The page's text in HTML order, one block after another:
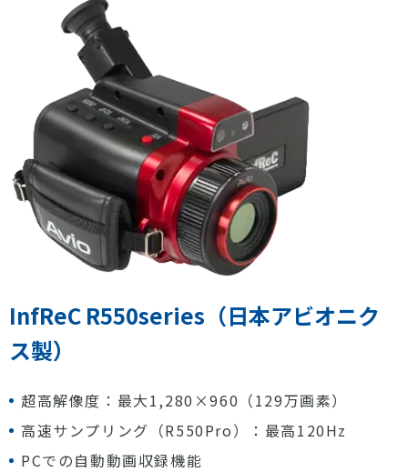
InfReC R550series（日本アビオニク
ス製）
超高解像度：最大1,280×960（129万画素）
高速サンプリング（R550Pro）：最高120Hz
PCでの自動動画収録機能